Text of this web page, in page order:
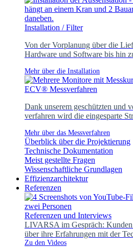
Installation / Filter
Von der Vorplanung über die
Hardware und Software bis hin
Mehr über die Installation
ECV® Messverfahren
Dank unserem geschützten und
verfahren wird die eingesparte
Mehr über das Messverfahren
Überblick über die Projektierung
Technische Dokumentation
Meist gestellte Fragen
Wissenschaftliche Grundlagen
Effizienzarchitektur
Referenzen
Referenzen und Interviews
LIVARSA im Gespräch:
über ihre Erfahrungen mit der
Zu den Videos